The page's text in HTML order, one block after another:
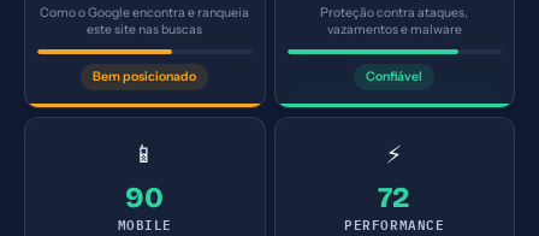
Como o Google encontra e ranqueia
este site nas buscas
Bem posicionado
Proteção contra ataques,
vazamentos e malware
Confiável
📱
90
MOBILE
⚡
72
PERFORMANCE